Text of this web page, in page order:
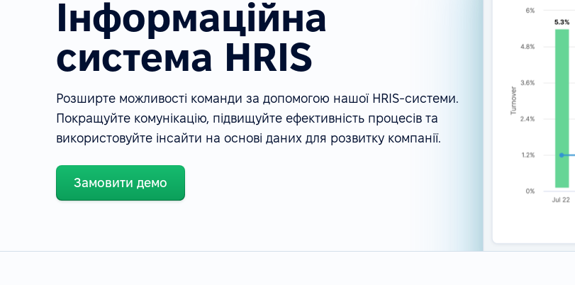
Інформаційна
система HRIS
Розширте можливості команди за допомогою нашої HRIS-системи.
Покращуйте комунікацію, підвищуйте ефективність процесів та
використовуйте інсайти на основі даних для розвитку компанії.
Замовити демо